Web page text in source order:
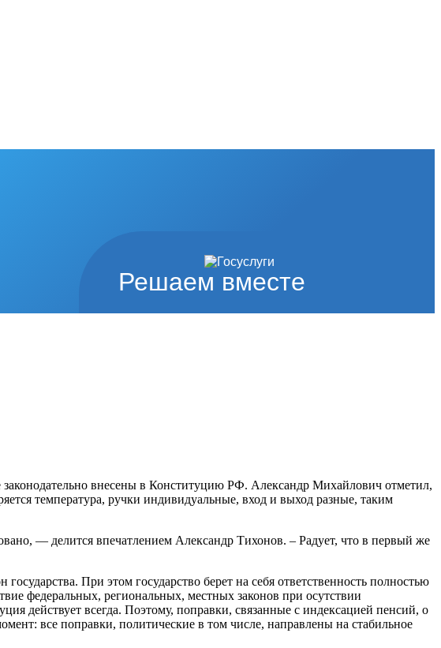
Решаем вместе
внесены в Конституцию РФ. Александр Михайлович отметил,
температура, ручки индивидуальные, вход и выход разные, таким
— делится впечатлением Александр Тихонов. – Радует, что в первый же
При этом государство берет на себя ответственность полностью
федеральных, региональных, местных законов при осутствии
действует всегда. Поэтому, поправки, связанные с индексацией пенсий, о
все поправки, политические в том числе, направлены на стабильное